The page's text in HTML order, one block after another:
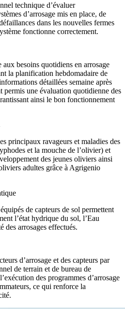
technique d’évaluer
d’arrosage mis en place, de
dans les nouvelles fermes
fonctionne correctement.
besoins quotidiens en arrosage
la planification hebdomadaire de
détaillées semaine après
permis une évaluation quotidienne des
ainsi le bon fonctionnement
principaux ravageurs et maladies des
et la mouche de l’olivier) et
des jeunes oliviers ainsi
adultes grâce à Agrigenio
de capteurs de sol permettent
l’état hydrique du sol, l’Eau
des arrosages effectués.
d’arrosage et des capteurs par
de terrain et de bureau de
des programmes d’arrosage
ce qui renforce la